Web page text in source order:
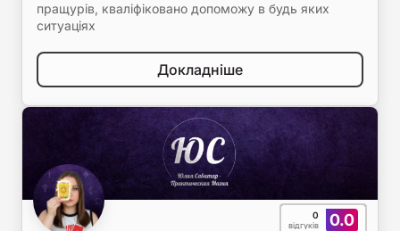
пращурів, кваліфіковано допоможу в будь яких
ситуаціях
Докладніше
0.0
0
відгуків